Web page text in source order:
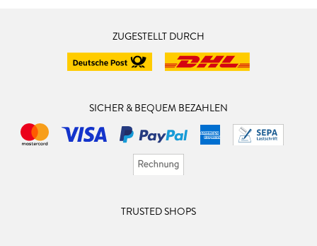
ZUGESTELLT DURCH
SICHER & BEQUEM BEZAHLEN
TRUSTED SHOPS